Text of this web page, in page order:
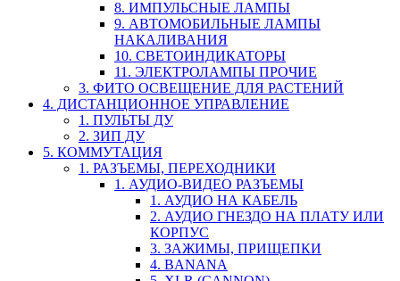
8. ИМПУЛЬСНЫЕ ЛАМПЫ
9. АВТОМОБИЛЬНЫЕ ЛАМПЫ
НАКАЛИВАНИЯ
10. СВЕТОИНДИКАТОРЫ
11. ЭЛЕКТРОЛАМПЫ ПРОЧИЕ
3. ФИТО ОСВЕЩЕНИЕ ДЛЯ РАСТЕНИЙ
4. ДИСТАНЦИОННОЕ УПРАВЛЕНИЕ
1. ПУЛЬТЫ ДУ
2. ЗИП ДУ
5. КОММУТАЦИЯ
1. РАЗЪЕМЫ, ПЕРЕХОДНИКИ
1. АУДИО-ВИДЕО РАЗЪЕМЫ
1. АУДИО НА КАБЕЛЬ
2. АУДИО ГНЕЗДО НА ПЛАТУ ИЛИ
КОРПУС
3. ЗАЖИМЫ, ПРИЩЕПКИ
4. BANANA